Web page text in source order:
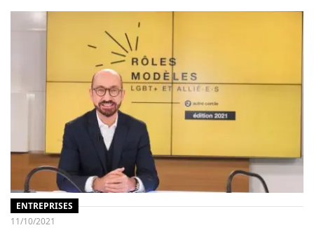
ENTREPRISES
11/10/2021